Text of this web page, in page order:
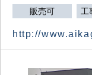
販売可 工
http://